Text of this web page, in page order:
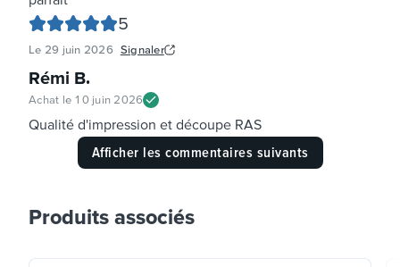
5
Le 29 juin 2026 Signaler
Rémi B.
Achat le 10 juin 2026
Qualité d'impression et découpe RAS
Afficher les commentaires suivants
Produits associés